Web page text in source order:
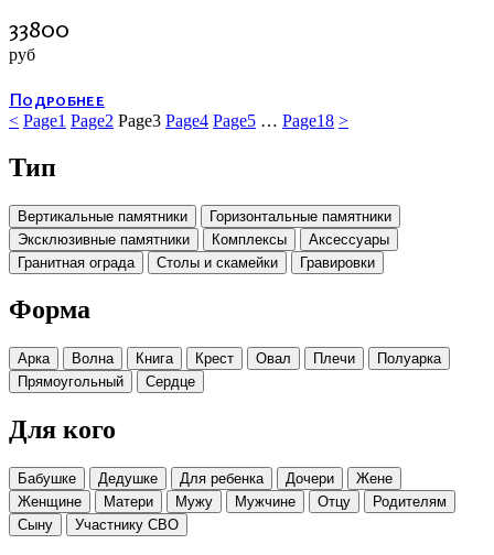
33800
руб
Подробнее
< Page1 Page2 Page3 Page4 Page5 … Page18 >
Тип
Вертикальные памятники
Горизонтальные памятники
Эксклюзивные памятники
Комплексы
Аксессуары
Гранитная ограда
Столы и скамейки Гравировки
Форма
Арка Волна Книга Крест Овал Плечи
Полуарка
Прямоугольный
Сердце
Для кого
Бабушке Дедушке Для ребенка Дочери
Жене
Женщине
Матери Мужу Мужчине Отцу
Родителям
Сыну
Участнику СВО